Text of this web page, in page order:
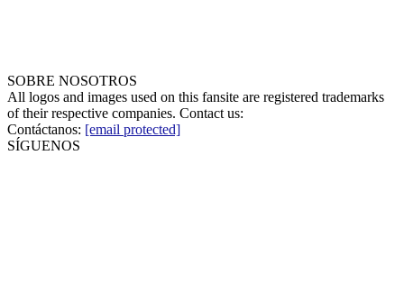
SOBRE NOSOTROS
All logos and images used on this fansite are registered trademarks
of their respective companies. Contact us:
Contáctanos: [email protected]
SÍGUENOS